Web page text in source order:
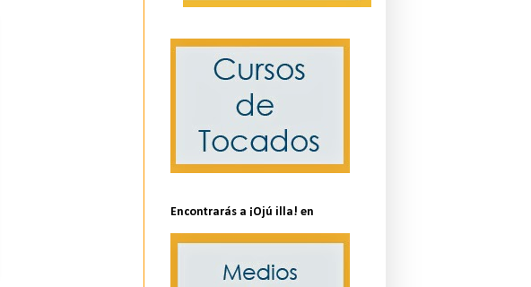
Encontrarás a ¡Ojú illa! en